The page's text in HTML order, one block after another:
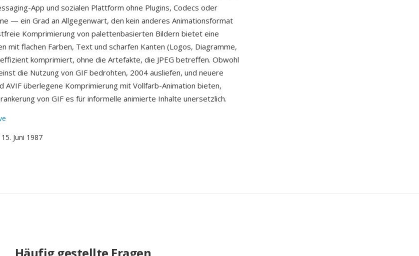
App und sozialen Plattform ohne Plugins, Codecs oder
— ein Grad an Allgegenwart, den kein anderes Animationsformat
Komprimierung von palettenbasierten Bildern bietet eine
mit flachen Farben, Text und scharfen Kanten (Logos, Diagramme,
komprimiert, ohne die Artefakte, die JPEG betreffen. Obwohl
die Nutzung von GIF bedrohten, 2004 ausliefen, und neuere
AVIF überlegene Komprimierung mit Vollfarb-Animation bieten,
von GIF es für informelle animierte Inhalte unersetzlich.
15. Juni 1987